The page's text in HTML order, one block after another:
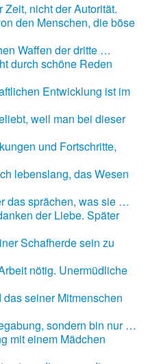
nicht der Autorität.
den Menschen, die böse
Waffen der dritte …
durch schöne Reden
Entwicklung ist im
weil man bei dieser
und Fortschritte,
lebenslang, das Wesen
das sprächen, was sie …
der Liebe. Später
Schafherde sein zu
nötig. Unermüdliche
seiner Mitmenschen
sondern bin nur …
mit einem Mädchen